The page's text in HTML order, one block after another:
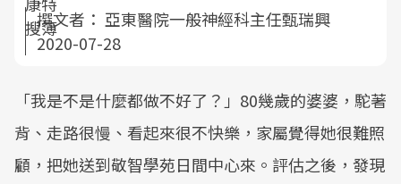
撰文者： 亞東醫院一般神經科主任甄瑞興
2020-07-28
「我是不是什麼都做不好了？」80幾歲的婆婆，駝著
背、走路很慢、看起來很不快樂，家屬覺得她很難照
顧，把她送到敬智學苑日間中心來。評估之後，發現